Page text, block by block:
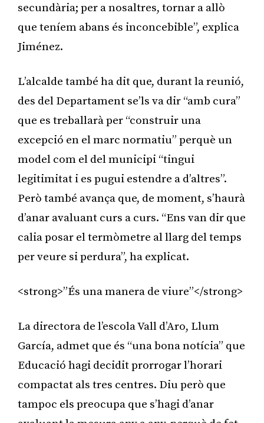
secundària; per a nosaltres, tornar a allò
que teníem abans és inconcebible”, explica
Jiménez.
L’alcalde també ha dit que, durant la reunió,
des del Departament se’ls va dir “amb cura”
que es treballarà per “construir una
excepció en el marc normatiu” perquè un
model com el del municipi “tingui
legitimitat i es pugui estendre a d’altres”.
Però també avança que, de moment, s’haurà
d’anar avaluant curs a curs. “Ens van dir que
calia posar el termòmetre al llarg del temps
per veure si perdura”, ha explicat.
<strong>”És una manera de viure”</strong>
La directora de l’escola Vall d’Aro, Llum
García, admet que és “una bona notícia” que
Educació hagi decidit prorrogar l’horari
compactat als tres centres. Diu però que
tampoc els preocupa que s’hagi d’anar